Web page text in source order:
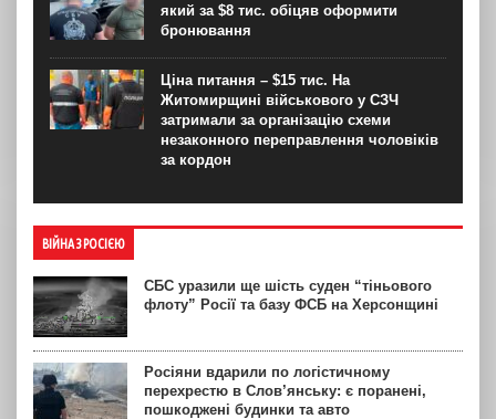
який за $8 тис. обіцяв оформити
бронювання
Ціна питання – $15 тис. На
Житомирщині військового у СЗЧ
затримали за організацію схеми
незаконного переправлення чоловіків
за кордон
ВІЙНА З РОСІЄЮ
СБС уразили ще шість суден “тіньового
флоту” Росії та базу ФСБ на Херсонщині
Росіяни вдарили по логістичному
перехрестю в Слов’янську: є поранені,
пошкоджені будинки та авто